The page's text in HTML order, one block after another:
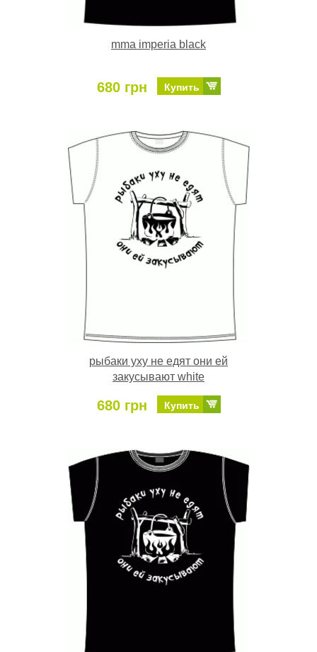
mma imperia black
680 грн Купить
рыбаки уху не едят они ей
закусывают white
680 грн Купить